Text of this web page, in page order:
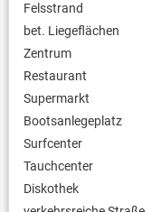
Felsstrand
bet. Liegeflächen
Zentrum
Restaurant
Supermarkt
Bootsanlegeplatz
Surfcenter
Tauchcenter
Diskothek